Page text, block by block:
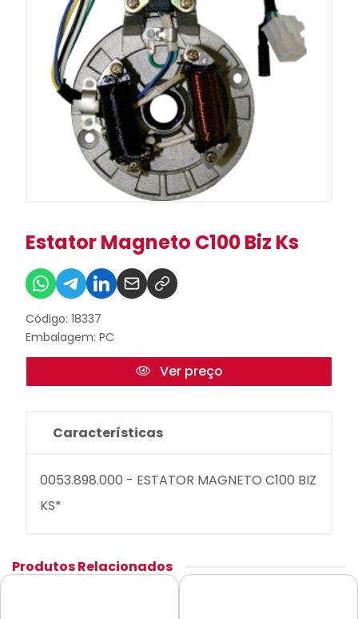
Estator Magneto C100 Biz Ks
Código: 18337
Embalagem: PC
Ver preço
Características
0053.898.000 - ESTATOR MAGNETO C100 BIZ
KS*
Produtos Relacionados